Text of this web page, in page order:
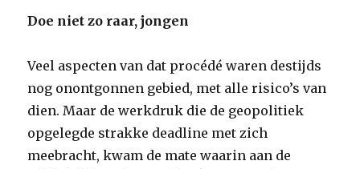
Doe niet zo raar, jongen
Veel aspecten van dat procédé waren destijds
nog onontgonnen gebied, met alle risico’s van
dien. Maar de werkdruk die de geopolitiek
opgelegde strakke deadline met zich
meebracht, kwam de mate waarin aan de